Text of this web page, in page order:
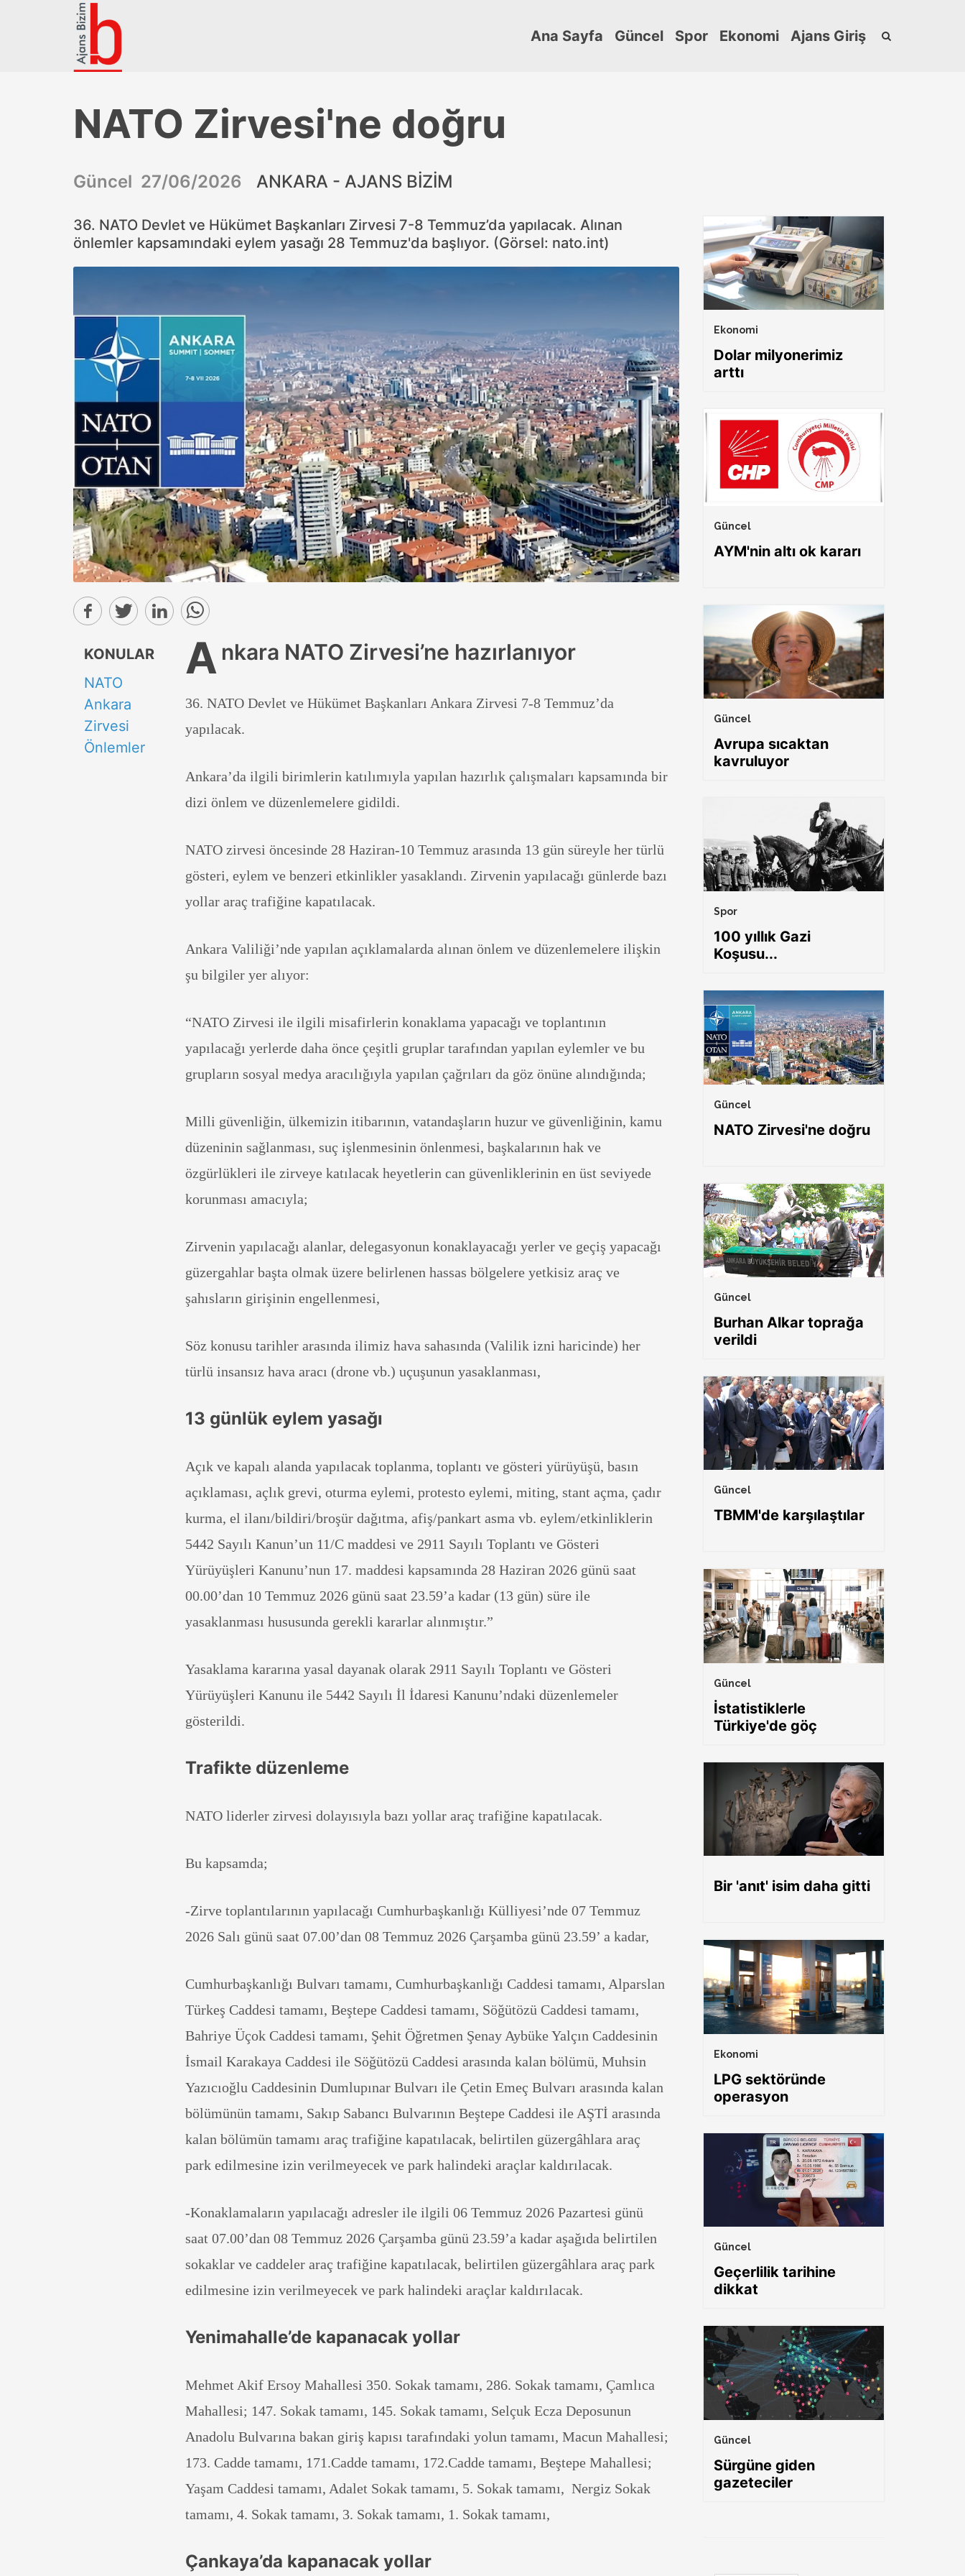
Ana Sayfa Güncel Spor Ekonomi Ajans Giriş
NATO Zirvesi'ne doğru
Güncel 27/06/2026 ANKARA - AJANS BİZİM
36. NATO Devlet ve Hükümet Başkanları Zirvesi 7-8 Temmuz’da yapılacak. Alınan
önlemler kapsamındaki eylem yasağı 28 Temmuz'da başlıyor. (Görsel: nato.int)
KONULAR
NATO
Ankara
Zirvesi
Önlemler
A nkara NATO Zirvesi’ne hazırlanıyor
36. NATO Devlet ve Hükümet Başkanları Ankara Zirvesi 7-8 Temmuz’da
yapılacak.
Ankara’da ilgili birimlerin katılımıyla yapılan hazırlık çalışmaları kapsamında bir
dizi önlem ve düzenlemelere gidildi.
NATO zirvesi öncesinde 28 Haziran-10 Temmuz arasında 13 gün süreyle her türlü
gösteri, eylem ve benzeri etkinlikler yasaklandı. Zirvenin yapılacağı günlerde bazı
yollar araç trafiğine kapatılacak.
Ankara Valiliği’nde yapılan açıklamalarda alınan önlem ve düzenlemelere ilişkin
şu bilgiler yer alıyor:
“NATO Zirvesi ile ilgili misafirlerin konaklama yapacağı ve toplantının
yapılacağı yerlerde daha önce çeşitli gruplar tarafından yapılan eylemler ve bu
grupların sosyal medya aracılığıyla yapılan çağrıları da göz önüne alındığında;
Milli güvenliğin, ülkemizin itibarının, vatandaşların huzur ve güvenliğinin, kamu
düzeninin sağlanması, suç işlenmesinin önlenmesi, başkalarının hak ve
özgürlükleri ile zirveye katılacak heyetlerin can güvenliklerinin en üst seviyede
korunması amacıyla;
Zirvenin yapılacağı alanlar, delegasyonun konaklayacağı yerler ve geçiş yapacağı
güzergahlar başta olmak üzere belirlenen hassas bölgelere yetkisiz araç ve
şahısların girişinin engellenmesi,
Söz konusu tarihler arasında ilimiz hava sahasında (Valilik izni haricinde) her
türlü insansız hava aracı (drone vb.) uçuşunun yasaklanması,
13 günlük eylem yasağı
Açık ve kapalı alanda yapılacak toplanma, toplantı ve gösteri yürüyüşü, basın
açıklaması, açlık grevi, oturma eylemi, protesto eylemi, miting, stant açma, çadır
kurma, el ilanı/bildiri/broşür dağıtma, afiş/pankart asma vb. eylem/etkinliklerin
5442 Sayılı Kanun’un 11/C maddesi ve 2911 Sayılı Toplantı ve Gösteri
Yürüyüşleri Kanunu’nun 17. maddesi kapsamında 28 Haziran 2026 günü saat
00.00’dan 10 Temmuz 2026 günü saat 23.59’a kadar (13 gün) süre ile
yasaklanması hususunda gerekli kararlar alınmıştır.”
Yasaklama kararına yasal dayanak olarak 2911 Sayılı Toplantı ve Gösteri
Yürüyüşleri Kanunu ile 5442 Sayılı İl İdaresi Kanunu’ndaki düzenlemeler
gösterildi.
Trafikte düzenleme
NATO liderler zirvesi dolayısıyla bazı yollar araç trafiğine kapatılacak.
Bu kapsamda;
-Zirve toplantılarının yapılacağı Cumhurbaşkanlığı Külliyesi’nde 07 Temmuz
2026 Salı günü saat 07.00’dan 08 Temmuz 2026 Çarşamba günü 23.59’ a kadar,
Cumhurbaşkanlığı Bulvarı tamamı, Cumhurbaşkanlığı Caddesi tamamı, Alparslan
Türkeş Caddesi tamamı, Beştepe Caddesi tamamı, Söğütözü Caddesi tamamı,
Bahriye Üçok Caddesi tamamı, Şehit Öğretmen Şenay Aybüke Yalçın Caddesinin
İsmail Karakaya Caddesi ile Söğütözü Caddesi arasında kalan bölümü, Muhsin
Yazıcıoğlu Caddesinin Dumlupınar Bulvarı ile Çetin Emeç Bulvarı arasında kalan
bölümünün tamamı, Sakıp Sabancı Bulvarının Beştepe Caddesi ile AŞTİ arasında
kalan bölümün tamamı araç trafiğine kapatılacak, belirtilen güzergâhlara araç
park edilmesine izin verilmeyecek ve park halindeki araçlar kaldırılacak.
-Konaklamaların yapılacağı adresler ile ilgili 06 Temmuz 2026 Pazartesi günü
saat 07.00’dan 08 Temmuz 2026 Çarşamba günü 23.59’a kadar aşağıda belirtilen
sokaklar ve caddeler araç trafiğine kapatılacak, belirtilen güzergâhlara araç park
edilmesine izin verilmeyecek ve park halindeki araçlar kaldırılacak.
Yenimahalle’de kapanacak yollar
Mehmet Akif Ersoy Mahallesi 350. Sokak tamamı, 286. Sokak tamamı, Çamlıca
Mahallesi; 147. Sokak tamamı, 145. Sokak tamamı, Selçuk Ecza Deposunun
Anadolu Bulvarına bakan giriş kapısı tarafındaki yolun tamamı, Macun Mahallesi;
173. Cadde tamamı, 171.Cadde tamamı, 172.Cadde tamamı, Beştepe Mahallesi;
Yaşam Caddesi tamamı, Adalet Sokak tamamı, 5. Sokak tamamı, Nergiz Sokak
tamamı, 4. Sokak tamamı, 3. Sokak tamamı, 1. Sokak tamamı,
Çankaya’da kapanacak yollar
Ekonomi
Dolar milyonerimiz
arttı
Güncel
AYM'nin altı ok kararı
Güncel
Avrupa sıcaktan
kavruluyor
Spor
100 yıllık Gazi
Koşusu...
Güncel
NATO Zirvesi'ne doğru
Güncel
Burhan Alkar toprağa
verildi
Güncel
TBMM'de karşılaştılar
Güncel
İstatistiklerle
Türkiye'de göç
Bir 'anıt' isim daha gitti
Ekonomi
LPG sektöründe
operasyon
Güncel
Geçerlilik tarihine
dikkat
Güncel
Sürgüne giden
gazeteciler